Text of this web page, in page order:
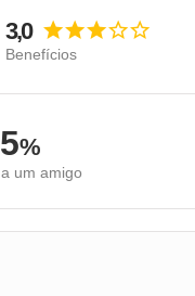
3,0
Benefícios
%
um amigo